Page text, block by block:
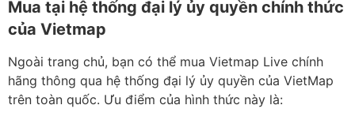
Mua tại hệ thống đại lý ủy quyền chính thức
của Vietmap
Ngoài trang chủ, bạn có thể mua Vietmap Live chính
hãng thông qua hệ thống đại lý ủy quyền của VietMap
trên toàn quốc. Ưu điểm của hình thức này là: